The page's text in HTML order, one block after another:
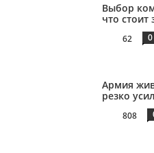
Выбор
что стоит
62 0
Армия
резко
808